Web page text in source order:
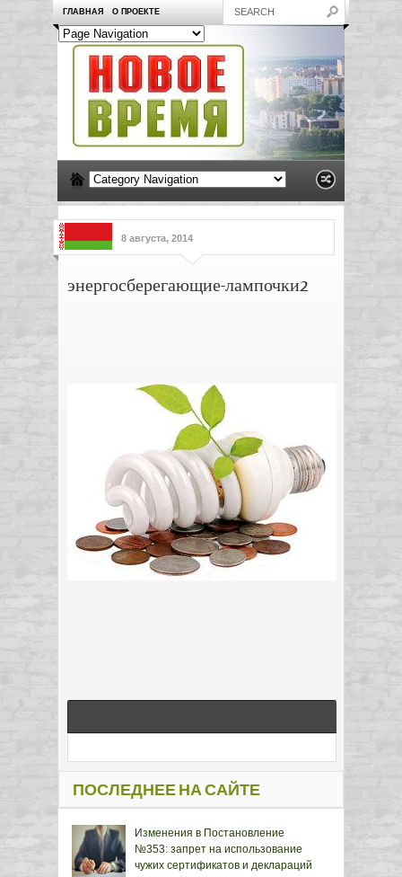
ГЛАВНАЯ О ПРОЕКТЕ
8 августа, 2014
энергосберегающие-лампочки2
ПОСЛЕДНЕЕ НА САЙТЕ
Изменения в Постановление
№353: запрет на использование
чужих сертификатов и деклараций